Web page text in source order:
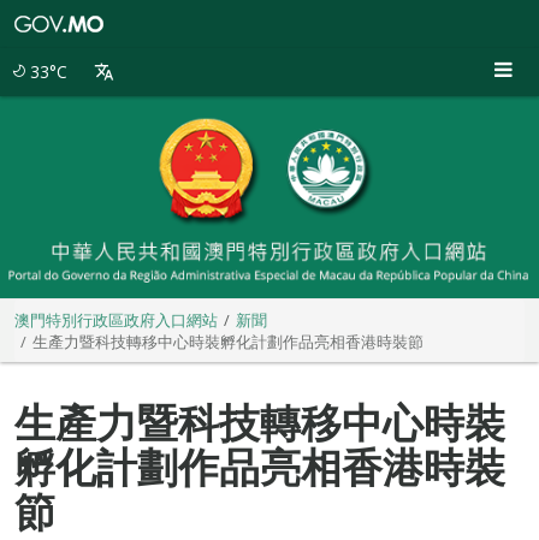
33°C
澳門特別行政區政府入口網站
新聞
生產力暨科技轉移中心時裝孵化計劃作品亮相香港時裝節
生產力暨科技轉移中心時裝
孵化計劃作品亮相香港時裝
節